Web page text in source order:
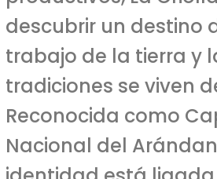
descubrir un destino
trabajo de la tierra y
tradiciones se viven
Reconocida como
Nacional del